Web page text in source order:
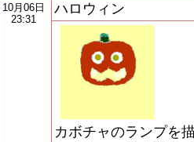
10月06日
23:31
ハロウィン
カボチャのランプを